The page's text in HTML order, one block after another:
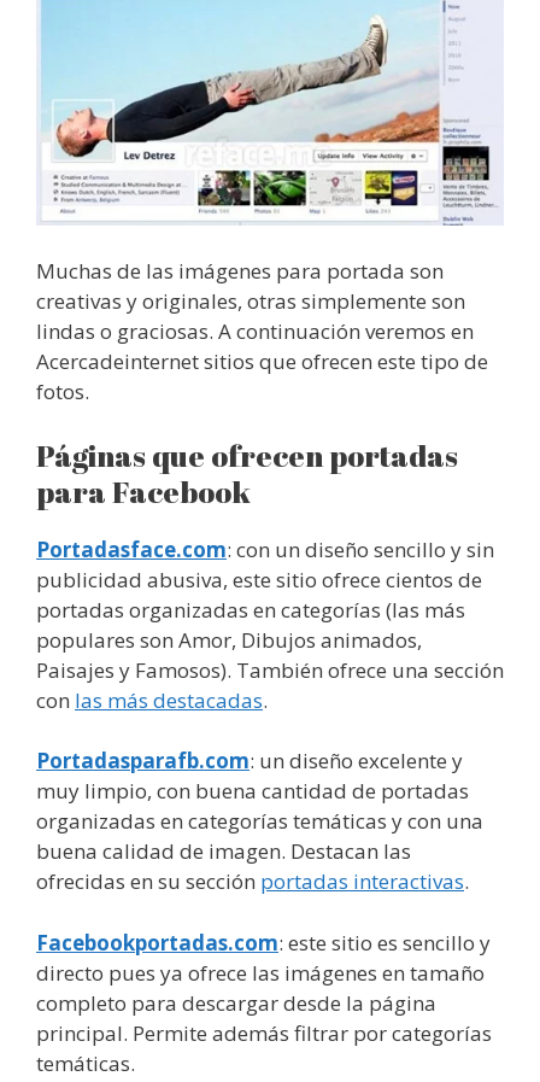
Muchas de las imágenes para portada son
creativas y originales, otras simplemente son
lindas o graciosas. A continuación veremos en
Acercadeinternet sitios que ofrecen este tipo de
fotos.
Páginas que ofrecen portadas
para Facebook
Portadasface.com: con un diseño sencillo y sin
publicidad abusiva, este sitio ofrece cientos de
portadas organizadas en categorías (las más
populares son Amor, Dibujos animados,
Paisajes y Famosos). También ofrece una sección
con las más destacadas.
Portadasparafb.com: un diseño excelente y
muy limpio, con buena cantidad de portadas
organizadas en categorías temáticas y con una
buena calidad de imagen. Destacan las
ofrecidas en su sección portadas interactivas.
Facebookportadas.com: este sitio es sencillo y
directo pues ya ofrece las imágenes en tamaño
completo para descargar desde la página
principal. Permite además filtrar por categorías
temáticas.